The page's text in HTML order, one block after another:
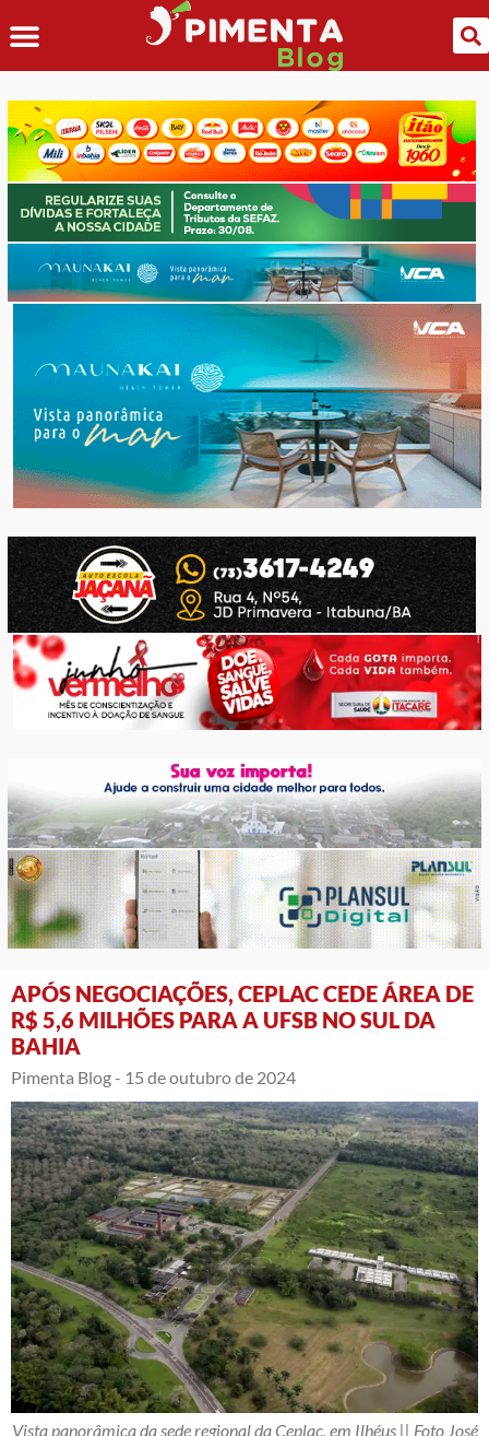
APÓS NEGOCIAÇÕES, CEPLAC CEDE ÁREA DE
R$ 5,6 MILHÕES PARA A UFSB NO SUL DA
BAHIA
Pimenta Blog - 15 de outubro de 2024
Vista panorâmica da sede regional da Ceplac, em Ilhéus || Foto José